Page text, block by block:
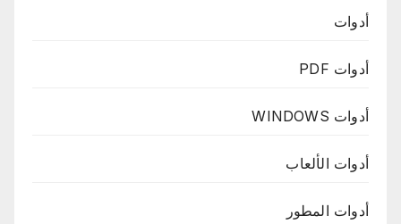
أدوات
أدوات PDF
أدوات WINDOWS
أدوات الألعاب
أدوات المطور